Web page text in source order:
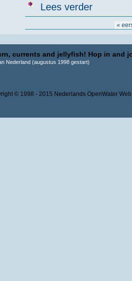
Lees verderover
«
currents and jellyfish! Hop in and
Nederland (augustus 1998 gestart)
© 1998 - 2015 Nederlands OpenWater